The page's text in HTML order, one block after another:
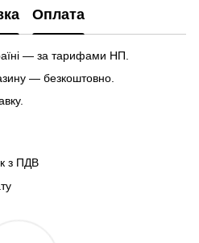
Оплата
— за тарифами НП.
— безкоштовно.
з ПДВ